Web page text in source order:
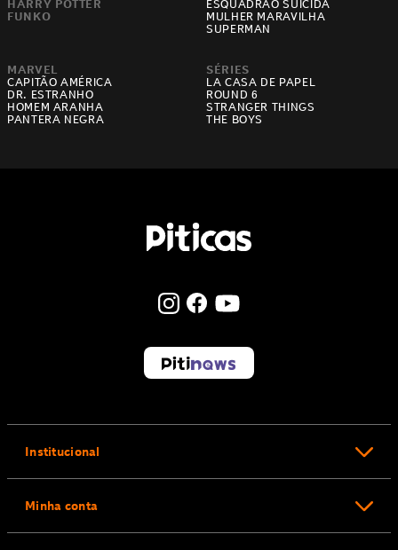
HARRY POTTER
FUNKO
ESQUADRÃO SUICIDA
MULHER MARAVILHA
SUPERMAN
MARVEL
CAPITÃO AMÉRICA
DR. ESTRANHO
HOMEM ARANHA
PANTERA NEGRA
SÉRIES
LA CASA DE PAPEL
ROUND 6
STRANGER THINGS
THE BOYS
Institucional
Minha conta